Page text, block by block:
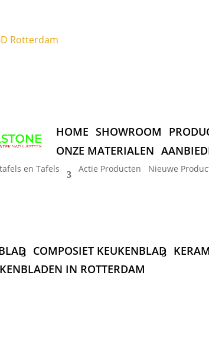
Rotterdam
HOME SHOWROOM
ONZE MATERIALEN
en Tafels Actie Producten Nieuwe
COMPOSIET KEUKENBLAD
IN ROTTERDAM